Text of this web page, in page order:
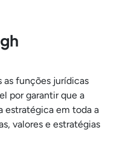
as funções jurídicas
por garantir que a
estratégica em toda a
valores e estratégias